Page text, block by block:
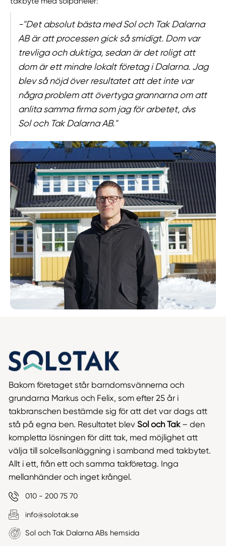
-"Det absolut bästa med Sol och Tak Dalarna
AB är att processen gick så smidigt. Dom var
trevliga och duktiga, sedan är det roligt att
dom är ett mindre lokalt företag i Dalarna. Jag
blev så nöjd över resultatet att det inte var
några problem att övertyga grannarna om att
anlita samma firma som jag för arbetet, dvs
Sol och Tak Dalarna AB."
Bakom företaget står barndomsvännerna och
grundarna Markus och Felix, som efter 25 år i
takbranschen bestämde sig för att det var dags att
stå på egna ben. Resultatet blev Sol och Tak– den
kompletta lösningen för ditt tak, med möjlighet att
välja till solcellsanläggning i samband med takbytet.
Allt i ett, från ett och samma takföretag. Inga
mellanhänder och inget krångel.
010 - 200 75 70
info@solotak.se
Sol och Tak Dalarna ABs hemsida